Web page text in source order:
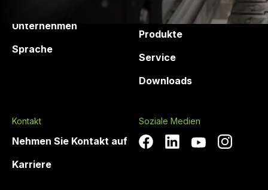
Unternehmen
Sprache
Produkte und
Dienstleistungen
Produkte
Service
Downloads
Kontakt
Nehmen Sie Kontakt auf
Karriere
Soziale Medien